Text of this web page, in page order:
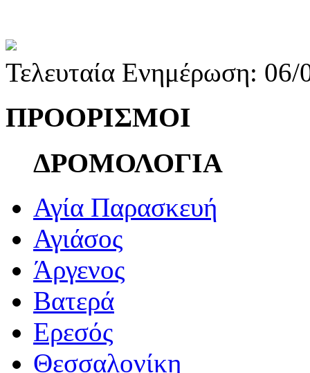
Τελευταία Ενημέρωση:
ΠΡΟΟΡΙΣΜΟΙ
ΔΡΟΜΟΛΟΓΙΑ
Αγία Παρασκευή
Αγιάσος
Άργενος
Βατερά
Ερεσός
Θεσσαλονίκη